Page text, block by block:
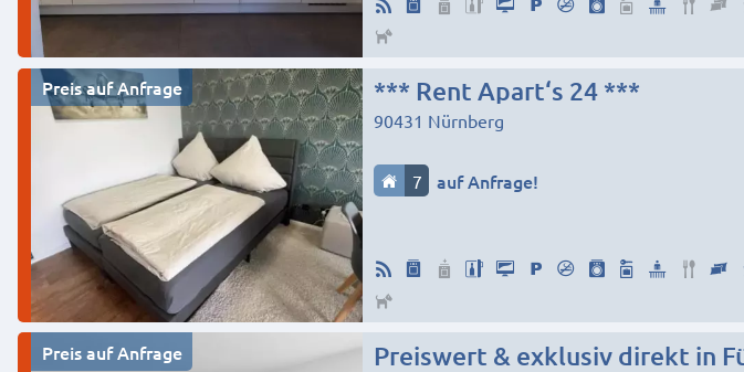
Preis auf Anfrage *** Rent Apart‘s 24 ***
90431 Nürnberg
7 auf Anfrage!
Preis auf Anfrage Preiswert & exklusiv direkt in